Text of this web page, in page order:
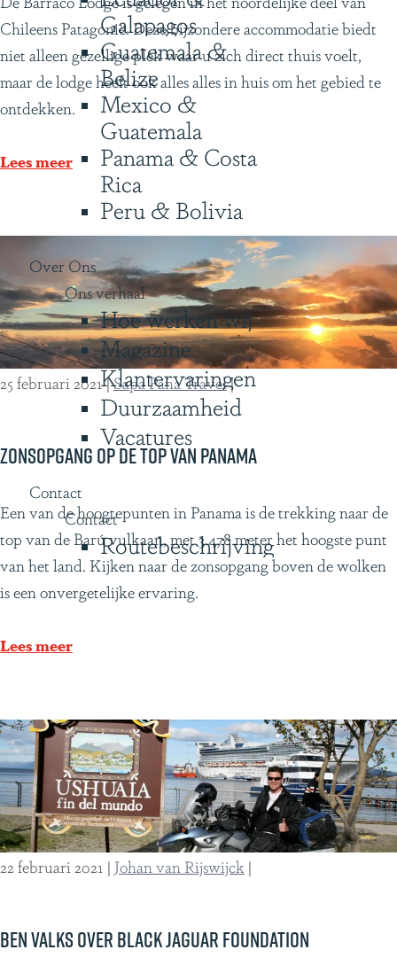
Galapagos
Guatemala &
Belize
Mexico &
Guatemala
Panama & Costa
Rica
Peru & Bolivia
Over Ons
Ons verhaal
Hoe werken wij
Magazine
Klantervaringen
Duurzaamheid
Vacatures
Contact
Contact
Routebeschrijving
h
n
i
g
e
n
4
a
r
r
a
o
d
e
i
n
C
h
l
Chileens Patagonië. Deze bijzondere accommodatie biedt
niet alleen gezellige plek waar u zich direct thuis voelt,
maar de lodge heeft ook alles alles in huis om het gebied te
ontdekken.
Lees meer
Zonsopgang op de top van Panama
25 februari 2021|Sapa Pana Travel|
Z
o
n
s
p
n
g
o
p
d
e
p
Een van de hoogtepunten in Panama is de trekking naar de
top van de Barú vulkaan, met 3.478 meter het hoogste punt
van het land. Kijken naar de zonsopgang boven de wolken
is een onvergetelijke ervaring.
Lees meer
Ben Valks over Black Jaguar Foundation
22 februari 2021 |Johan van Rijswijck |